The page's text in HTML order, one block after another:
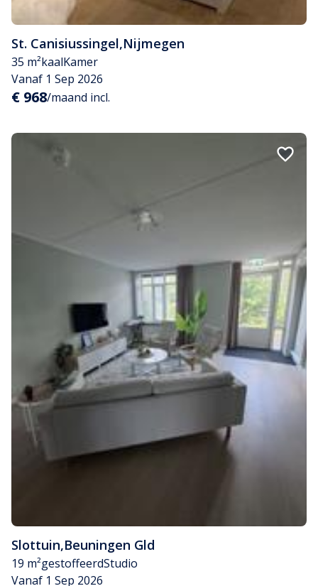
St. Canisiussingel,Nijmegen
35 m²kaalKamer
Vanaf 1 Sep 2026
€ 968/maand incl.
Slottuin,Beuningen Gld
19 m²gestoffeerdStudio
Vanaf 1 Sep 2026